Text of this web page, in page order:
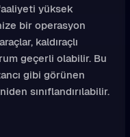
yüksek
bir operasyon
kaldıraçlı
geçerli olabilir. Bu
gibi görünen
sınıflandırılabilir.